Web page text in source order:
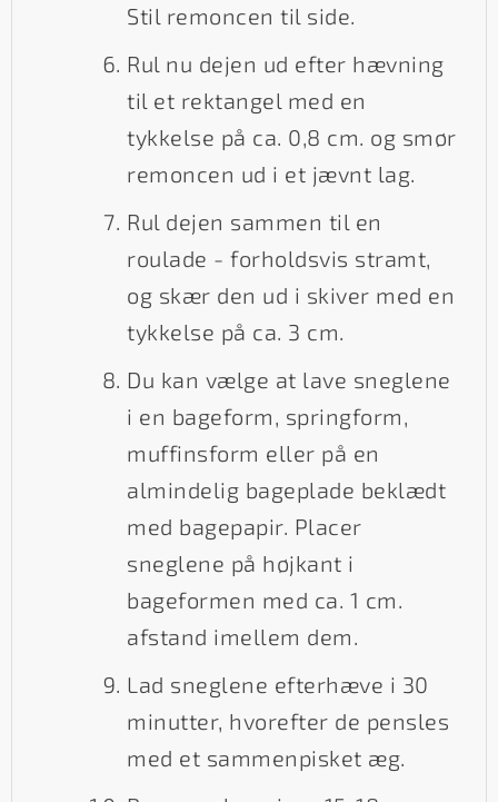
Stil remoncen til side.
Rul nu dejen ud efter hævning
til et rektangel med en
tykkelse på ca. 0,8 cm. og smør
remoncen ud i et jævnt lag.
Rul dejen sammen til en
roulade - forholdsvis stramt,
og skær den ud i skiver med en
tykkelse på ca. 3 cm.
Du kan vælge at lave sneglene
i en bageform, springform,
muffinsform eller på en
almindelig bageplade beklædt
med bagepapir. Placer
sneglene på højkant i
bageformen med ca. 1 cm.
afstand imellem dem.
Lad sneglene efterhæve i 30
minutter, hvorefter de pensles
med et sammenpisket æg.